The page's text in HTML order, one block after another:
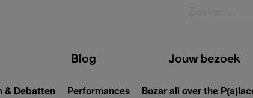
Blog Jouw bezoek
& Debatten Performances Bozar all over the